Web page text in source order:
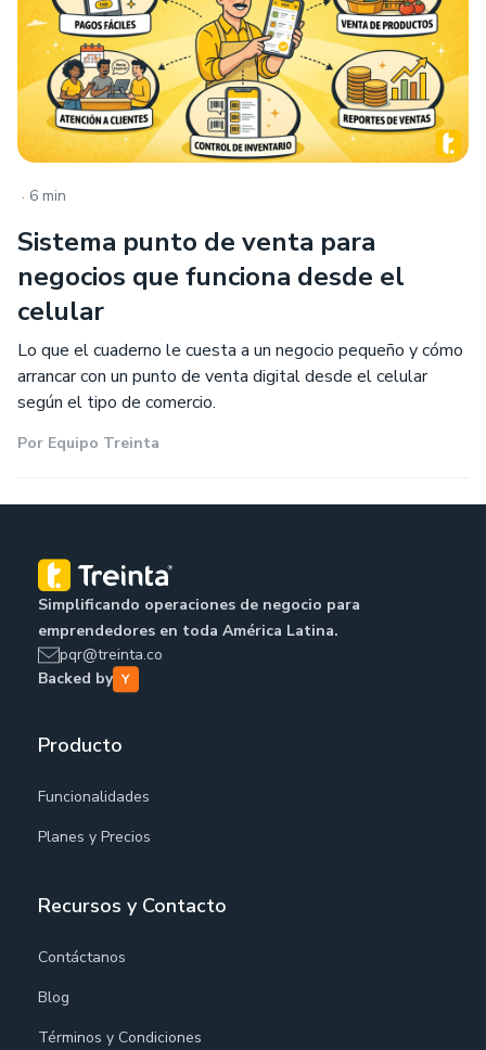
. 6 min
Sistema punto de venta para
negocios que funciona desde el
celular
Lo que el cuaderno le cuesta a un negocio pequeño y cómo
arrancar con un punto de venta digital desde el celular
según el tipo de comercio.
Por Equipo Treinta
Simplificando operaciones de negocio para
emprendedores en toda América Latina.
pqr@treinta.co
Backed by
Producto
Funcionalidades
Planes y Precios
Recursos y Contacto
Contáctanos
Blog
Términos y Condiciones